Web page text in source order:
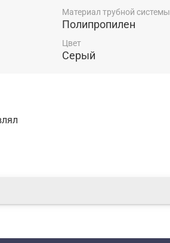
Материал трубной системы
Полипропилен
Цвет
Серый